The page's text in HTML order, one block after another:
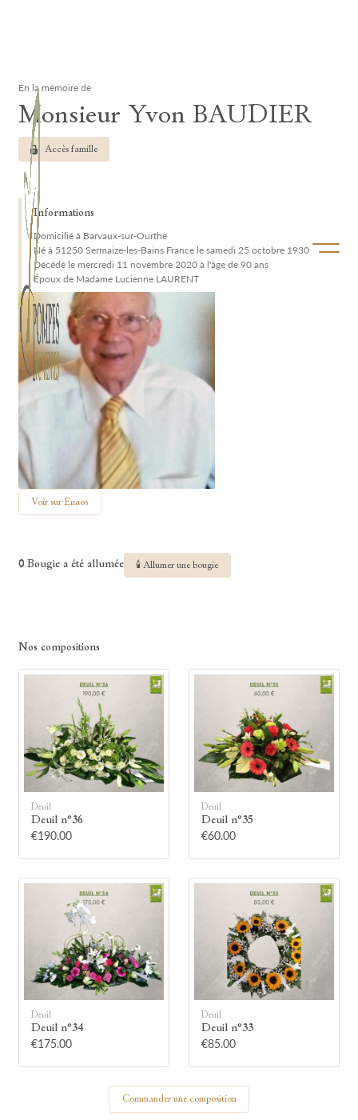
Ouvrir/
En la mémoire de
Monsieur Yvon BAUDIER
Accès famille
Informations
Domicilié à Barvaux-sur-Ourthe
Né à 51250 Sermaize-les-Bains France le samedi 25 octobre 1930
Décédé le mercredi 11 novembre 2020 à l'âge de 90 ans
Époux de Madame Lucienne LAURENT
Voir sur Enaos
0 Bougie a été allumée 🕯 Allumer une bougie
Allumez une bougie
Montrez votre soutien à la famille en
allumant symboliquement une bougie.
Votre prénom
Nos compositions
Deuil
Deuil n°36
€190.00
Deuil
Deuil n°35
€60.00
Deuil
Deuil n°34
€175.00
Deuil
Deuil n°33
€85.00
Commander une composition